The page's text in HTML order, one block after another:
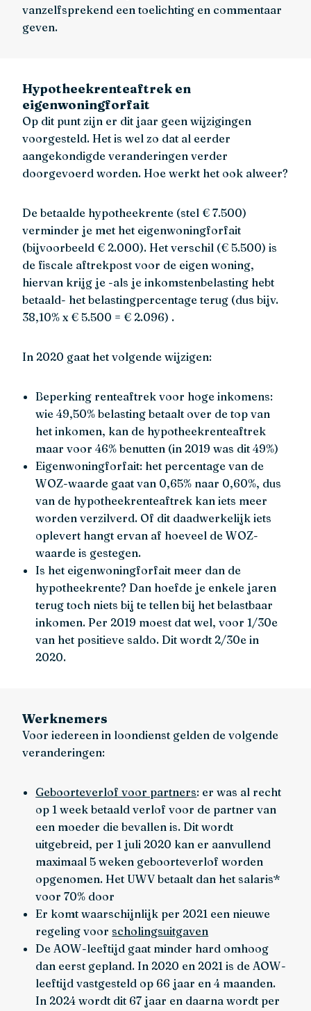
vanzelfsprekend een toelichting en commentaar
geven.
Hypotheekrenteaftrek en
eigenwoningforfait
Op dit punt zijn er dit jaar geen wijzigingen
voorgesteld. Het is wel zo dat al eerder
aangekondigde veranderingen verder
doorgevoerd worden. Hoe werkt het ook alweer?
De betaalde hypotheekrente (stel € 7.500)
verminder je met het eigenwoningforfait
(bijvoorbeeld € 2.000). Het verschil (€ 5.500) is
de fiscale aftrekpost voor de eigen woning,
hiervan krijg je -als je inkomstenbelasting hebt
betaald- het belastingpercentage terug (dus bijv.
38,10% x € 5.500 = € 2.096) .
In 2020 gaat het volgende wijzigen:
Beperking renteaftrek voor hoge inkomens:
wie 49,50% belasting betaalt over de top van
het inkomen, kan de hypotheekrenteaftrek
maar voor 46% benutten (in 2019 was dit 49%)
Eigenwoningforfait: het percentage van de
WOZ-waarde gaat van 0,65% naar 0,60%, dus
van de hypotheekrenteaftrek kan iets meer
worden verzilverd. Of dit daadwerkelijk iets
oplevert hangt ervan af hoeveel de WOZ-
waarde is gestegen.
Is het eigenwoningforfait meer dan de
hypotheekrente? Dan hoefde je enkele jaren
terug toch niets bij te tellen bij het belastbaar
inkomen. Per 2019 moest dat wel, voor 1/30e
van het positieve saldo. Dit wordt 2/30e in
2020.
Werknemers
Voor iedereen in loondienst gelden de volgende
veranderingen:
Geboorteverlof voor partners: er was al recht
op 1 week betaald verlof voor de partner van
een moeder die bevallen is. Dit wordt
uitgebreid, per 1 juli 2020 kan er aanvullend
maximaal 5 weken geboorteverlof worden
opgenomen. Het UWV betaalt dan het salaris*
voor 70% door
Er komt waarschijnlijk per 2021 een nieuwe
regeling voorscholingsuitgaven
De AOW-leeftijd gaat minder hard omhoog
dan eerst gepland. In 2020 en 2021 is de AOW-
leeftijd vastgesteld op 66 jaar en 4 maanden.
In 2024 wordt dit 67 jaar en daarna wordt per